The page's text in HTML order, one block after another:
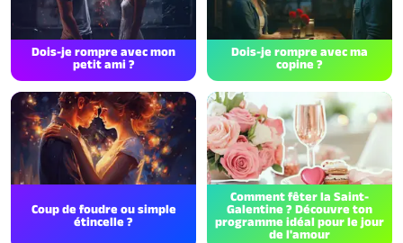
Dois-je rompre avec mon
petit ami ?
Dois-je rompre avec ma
copine ?
Coup de foudre ou simple
étincelle ?
Comment fêter la Saint-
Galentine ? Découvre ton
programme idéal pour le jour
de l'amour